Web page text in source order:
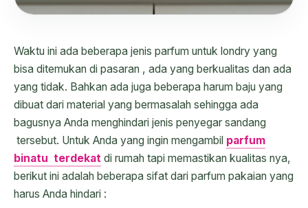
Waktu ini ada beberapa jenis parfum untuk londry yang
bisa ditemukan di pasaran , ada yang berkualitas dan ada
yang tidak. Bahkan ada juga beberapa harum baju yang
dibuat dari material yang bermasalah sehingga ada
bagusnya Anda menghindari jenis penyegar sandang
tersebut. Untuk Anda yang ingin mengambil parfum
binatu terdekat di rumah tapi memastikan kualitas nya,
berikut ini adalah beberapa sifat dari parfum pakaian yang
harus Anda hindari :